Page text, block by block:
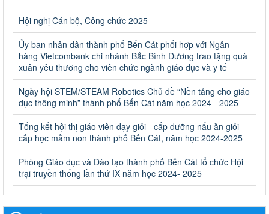
Ngày ban hành: 28/02/2025
Quyết định công bố thủ tục hành chính bị bãi bỏ trong lĩnh
vực giáo dục đào tạo thuộc hệ giáo dục quốc dân và cơ sở
giáo dục khác thuộc thẩm quyền giải quyết của Sở Giáo dục
và Đào tạo, Ủy ban nhân dân cấp huyện
Quyết định công bố thủ tục hành chính bị bãi bỏ trong lĩnh vực
giáo dục đào tạo thuộc hệ giáo dục quốc dân và cơ sở giáo dục
khác thuộc thẩm quyền giải quyết của Sở Giáo dục và Đào tạo,
Ủy ban nhân dân cấp huyện
Ngày ban hành: 30/09/2024
Hướng dẫn thực hiện nhiệm vụ giáo dục tiểu học năm học
2024-2025
Hướng dẫn thực hiện nhiệm vụ giáo dục tiểu học năm học 2024-
2025
Hội nghị Cán bộ, Công chức 2025
Ủy ban nhân dân thành phố Bến Cát phối hợp với Ngân
hàng Vietcombank chi nhánh Bắc Bình Dương trao tặng quà
xuân yêu thương cho viên chức ngành giáo dục và y tế
Ngày hội STEM/STEAM Robotics Chủ đề “Nền tảng cho giáo
dục thông minh” thành phố Bến Cát năm học 2024 - 2025
Tổng kết hội thị giáo viên dạy giỏi - cấp dưỡng nấu ăn giỏi
cấp học mầm non thành phố Bến Cát, năm học 2024-2025
Phòng Giáo dục và Đào tạo thành phố Bến Cát tổ chức Hội
trại truyền thống lần thứ IX năm học 2024- 2025